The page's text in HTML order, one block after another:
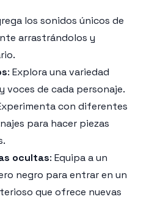
los sonidos únicos de
arrastrándolos y
: Explora una variedad
voces de cada personaje.
con diferentes
para hacer piezas
ocultas: Equipa a un
negro para entrar en un
que ofrece nuevas